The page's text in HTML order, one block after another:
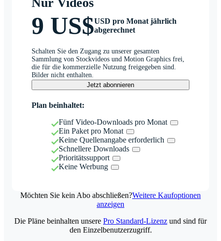
Nur Videos
9 US$USD pro Monat jährlich
abgerechnet
Schalten Sie den Zugang zu unserer gesamten
Sammlung von Stockvideos und Motion Graphics frei,
die für die kommerzielle Nutzung freigegeben sind.
Bilder nicht enthalten.
Jetzt abonnieren
Plan beinhaltet:
Fünf Video-Downloads pro Monat
Ein Paket pro Monat
Keine Quellenangabe erforderlich
Schnellere Downloads
Prioritätssupport
Keine Werbung
Möchten Sie kein Abo abschließen?Weitere Kaufoptionen
anzeigen
Die Pläne beinhalten unsere Pro Standard-Lizenz und sind für
den Einzelbenutzerzugriff.